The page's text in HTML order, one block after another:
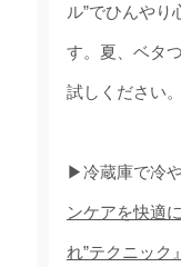
ル”でひんや
す。夏、ベタ
試しください。
▶冷蔵庫で冷
ンケアを快適
れ”テクニック』